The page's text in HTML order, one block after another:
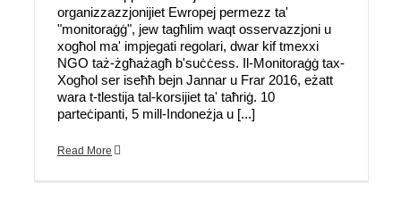
organizzazzjonijiet Ewropej permezz ta'
"monitoraġġ", jew tagħlim waqt osservazzjoni u
xogħol ma' impjegati regolari, dwar kif tmexxi
NGO taż-żgħażagħ b'suċċess. Il-Monitoraġġ tax-
Xogħol ser iseħħ bejn Jannar u Frar 2016, eżatt
wara t-tlestija tal-korsijiet ta' taħriġ. 10
parteċipanti, 5 mill-Indoneżja u [...]
Read More